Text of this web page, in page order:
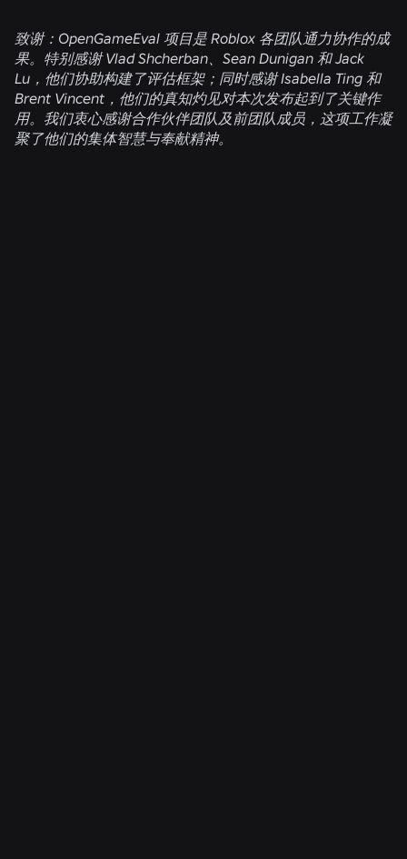
致谢： OpenGameEval 项目是 Roblox 各团队通力协作的成
果。特别感谢 Vlad Shcherban、Sean Dunigan 和 Jack
Lu，他们协助构建了评估框架；同时感谢 Isabella Ting 和
Brent Vincent，他们的真知灼见对本次发布起到了关键作
用。我们衷心感谢合作伙伴团队及前团队成员，这项工作凝
聚了他们的集体智慧与奉献精神。